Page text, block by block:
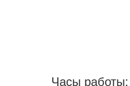
Часы работы: